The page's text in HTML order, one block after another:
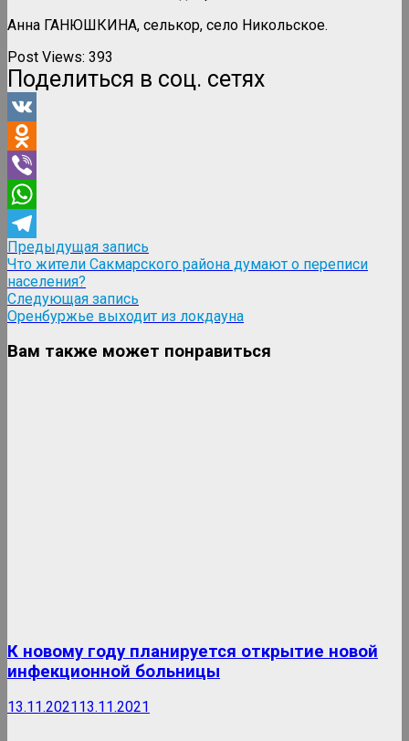
Анна ГАНЮШКИНА, селькор, село Никольское.
Post Views: 393
Поделиться в соц. сетях
VK
Odnoklassniki
Viber
WhatsApp
Telegram
Навигация
по
записям
Предыдущая запись
запись:
Что жители Сакмарского района думают о переписи
населения?
Следующая запись
запись:
Оренбуржье выходит из локдауна
Вам также может понравиться
К новому году планируется открытие новой
инфекционной больницы
13.11.2021 13.11.2021